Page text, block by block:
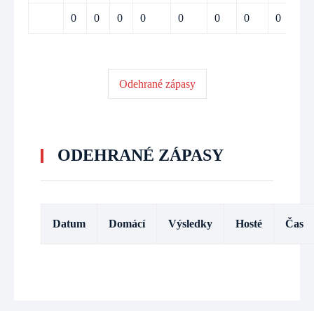
0 0 0 0 0 0 0 0
Odehrané zápasy
ODEHRANÉ ZÁPASY
Datum Domácí Výsledky Hosté Čas